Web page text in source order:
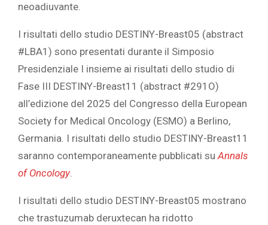
neoadiuvante.
I risultati dello studio DESTINY-Breast05 (abstract
#LBA1) sono presentati durante il Simposio
Presidenziale I insieme ai risultati dello studio di
Fase III DESTINY-Breast11 (abstract #291O)
all’edizione del 2025 del Congresso della European
Society for Medical Oncology (ESMO) a Berlino,
Germania. I risultati dello studio DESTINY-Breast11
saranno contemporaneamente pubblicati suAnnals
of Oncology.
I risultati dello studio DESTINY-Breast05 mostrano
che trastuzumab deruxtecan ha ridotto